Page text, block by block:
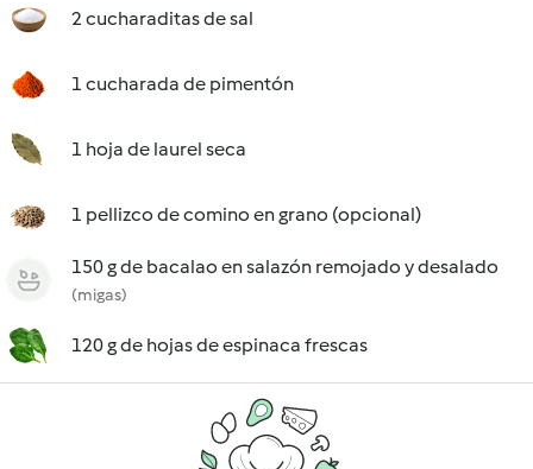
2 cucharaditas de sal
1 cucharada de pimentón
1 hoja de laurel seca
1 pellizco de comino en grano (opcional)
150 g de bacalao en salazón remojado y desalado
(migas)
120 g de hojas de espinaca frescas